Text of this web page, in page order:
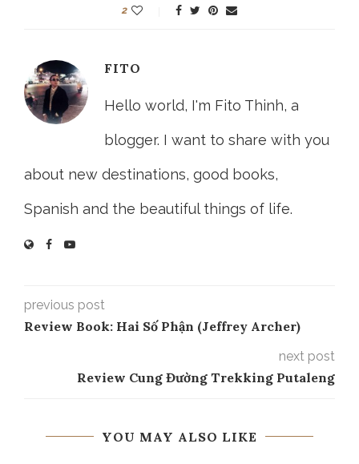
2
FITO
Hello world, I'm Fito Thinh, a
blogger. I want to share with you
about new destinations, good books,
Spanish and the beautiful things of life.
previous post
Review Book: Hai Số Phận (Jeffrey Archer)
next post
Review Cung Đường Trekking Putaleng
YOU MAY ALSO LIKE